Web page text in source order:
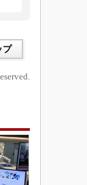
プ